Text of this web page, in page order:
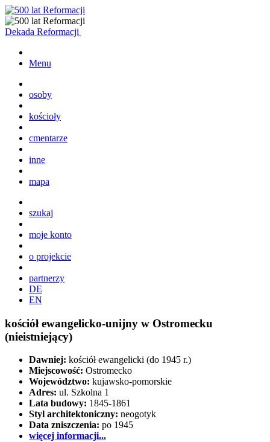
Dekada Reformacji
Menu
osoby
kościoły
cmentarze
inne
mapa
szukaj
moje konto
o projekcie
partnerzy
DE
EN
kościół ewangelicko-unijny w Ostromecku
(nieistniejący)
Dawniej: kościół ewangelicki (do 1945 r.)
Miejscowość: Ostromecko
Województwo: kujawsko-pomorskie
Adres: ul. Szkolna 1
Lata budowy: 1845-1861
Styl architektoniczny: neogotyk
Data zniszczenia: po 1945
więcej informacji...